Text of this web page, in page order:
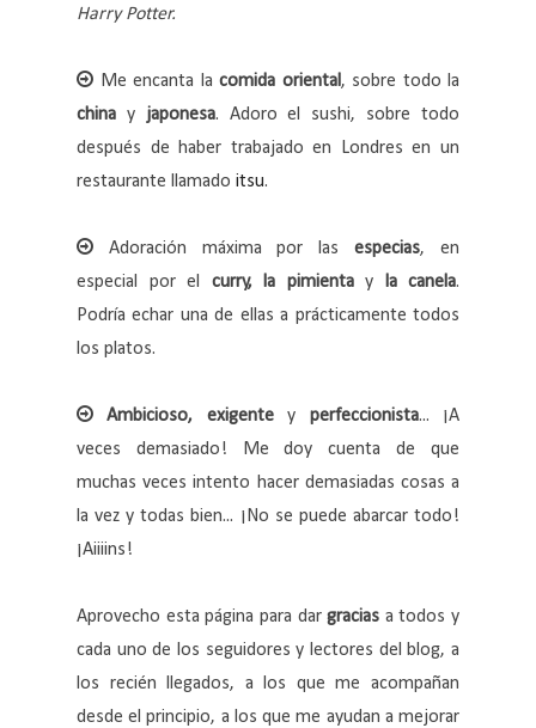
Harry Potter.
Me encanta la comida oriental , sobre todo la
china y japonesa. Adoro el sushi, sobre todo
después de haber trabajado en Londres en un
restaurante llamado itsu.
Adoración máxima por lasespecias, en
especial por el curry, la pimientay la canela.
Podría echar una de ellas a prácticamente todos
los platos.
Ambicioso, exigentey perfeccionista... ¡A
veces demasiado! Me doy cuenta de que
muchas veces intento hacer demasiadas cosas a
la vez y todas bien... ¡No se puede abarcar todo!
¡Aiiiins!
Aprovecho esta página para dargracias a todos y
cada uno de los seguidores y lectores del blog, a
los recién llegados, a los que me acompañan
desde el principio, a los que me ayudan a mejorar